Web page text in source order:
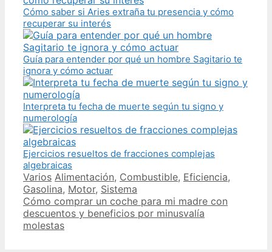
Cómo saber si Aries extraña tu presencia y cómo
recuperar su interés
Guía para entender por qué un hombre Sagitario te
ignora y cómo actuar
Interpreta tu fecha de muerte según tu signo y
numerología
Ejercicios resueltos de fracciones complejas
algebraicas
Categories
Varios Tags
Alimentación, Combustible, Eficiencia,
Gasolina, Motor, Sistema
Post
navigation
Cómo comprar un coche para mi madre con
descuentos y beneficios por minusvalía
molestas